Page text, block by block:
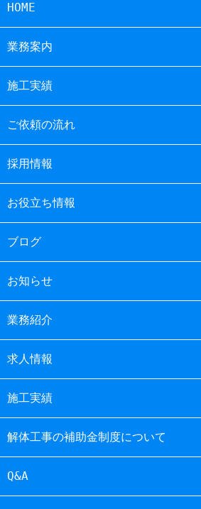
HOME
業務案内
施工実績
ご依頼の流れ
採用情報
お役立ち情報
ブログ
お知らせ
業務紹介
求人情報
施工実績
解体工事の補助金制度について
Q&A